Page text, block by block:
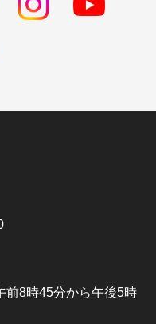
前8時45分から午後5時